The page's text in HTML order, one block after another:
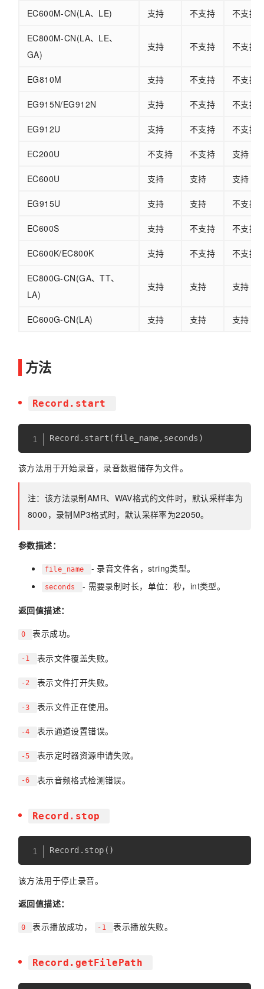
EC600M-CN(LA、LE) 支持 不支持 不支持
EC800M-CN(LA、LE、
GA)
支持 不支持 不支持
EG810M 支持 不支持 不支持
EG915N/EG912N 支持 不支持 不支持
EG912U 支持 不支持 不支持
EC200U 不支持 不支持 支持
EC600U 支持 支持 支持
EG915U 支持 支持 不支持
EC600S 支持 不支持 不支持
EC600K/EC800K 支持 不支持 不支持
EC800G-CN(GA、TT、
LA)
支持 支持 支持
EC600G-CN(LA) 支持 支持 支持
方法
Record.start
Record . start ( file_name, seconds )
该方法用于开始录音，录音数据储存为文件。
注：该方法录制AMR、WAV格式的文件时，默认采样率为
8000，录制MP3格式时，默认采样率为22050。
参数描述：
file_name - 录音文件名，string类型。
seconds - 需要录制时长，单位：秒，int类型。
返回值描述：
0 表示成功。
-1 表示文件覆盖失败。
-2 表示文件打开失败。
-3 表示文件正在使用。
-4 表示通道设置错误。
-5 表示定时器资源申请失败。
-6 表示音频格式检测错误。
Record.stop
Record . stop ( )
该方法用于停止录音。
返回值描述：
0 表示播放成功， -1 表示播放失败。
Record.getFilePath